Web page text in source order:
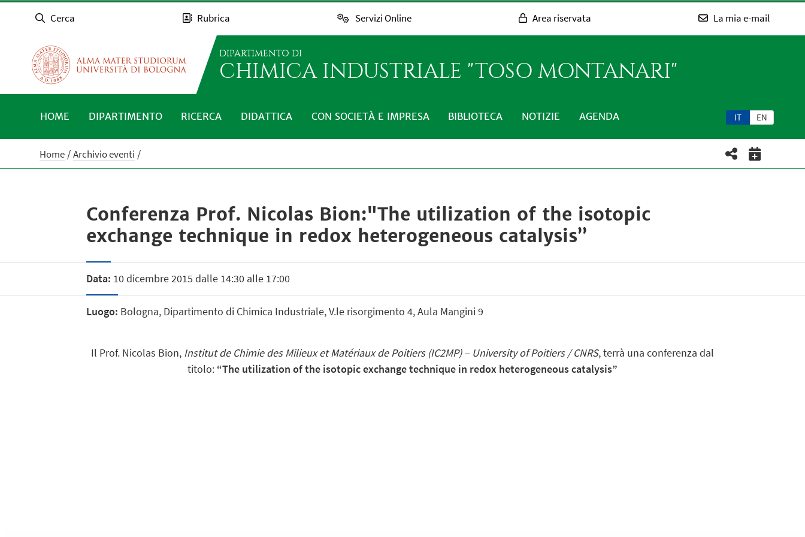
Cerca Rubrica Servizi Online Area riservata La mia e-mail
DIPARTIMENTO DI
CHIMICA INDUSTRIALE "TOSO MONTANARI"
IT EN
HOME DIPARTIMENTO RICERCA DIDATTICA CON SOCIETÀ E IMPRESA BIBLIOTECA NOTIZIE AGENDA
Home Archivio eventi
Conferenza Prof. Nicolas Bion:"The utilization of the isotopic
exchange technique in redox heterogeneous catalysis”
Data: 10 dicembre 2015 dalle 14:30 alle 17:00
Luogo: Bologna, Dipartimento di Chimica Industriale, V.le risorgimento 4, Aula Mangini 9
Il Prof. Nicolas Bion, Institut de Chimie des Milieux et Matériaux de Poitiers (IC2MP) – University of Poitiers / CNRS, terrà una conferenza dal
titolo: “The utilization of the isotopic exchange technique in redox heterogeneous catalysis”